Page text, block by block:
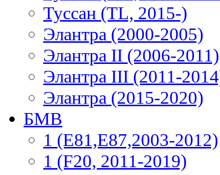
Туссан (TL, 2015-)
Элантра (2000-2005)
Элантра II (2006-2011)
Элантра III (2011-
Элантра (2015-2020)
БМВ
1 (E81,E87,2003-2012)
1 (F20, 2011-2019)